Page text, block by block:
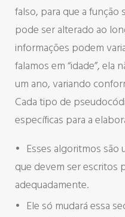
falso, para que a função
pode ser alterado ao
informações podem
falamos em “idade”, ela
um ano, variando
Cada tipo de
específicas para a
Esses algoritmos são
que devem ser escritos
adequadamente.
Ele só mudará essa